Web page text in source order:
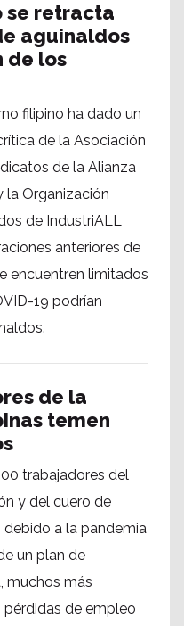
se retracta
aguinaldos
de los
filipino ha dado un
de la Asociación
de la Alianza
la Organización
de IndustriALL
anteriores de
encuentren limitados
19 podrían
de la
temen
trabajadores del
y del cuero de
a la pandemia
un plan de
muchos más
de empleo